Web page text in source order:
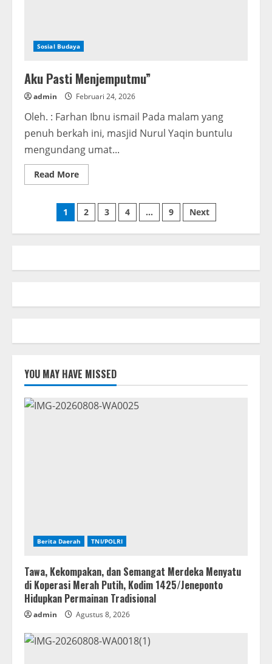
Sosial Budaya
Aku Pasti Menjemputmu”
admin Februari 24, 2026
Oleh. : Farhan Ibnu ismail Pada malam yang
penuh berkah ini, masjid Nurul Yaqin buntulu
mengundang umat...
Read MoreRead
more
Pasti
Menjemputmu”
Paginasi
pos
1 2 3 4 … 9 Next
YOU MAY HAVE MISSED
Berita Daerah TNI/POLRI
Tawa, Kekompakan, dan Semangat Merdeka Menyatu
di Koperasi Merah Putih, Kodim 1425/Jeneponto
Hidupkan Permainan Tradisional
admin Agustus 8, 2026